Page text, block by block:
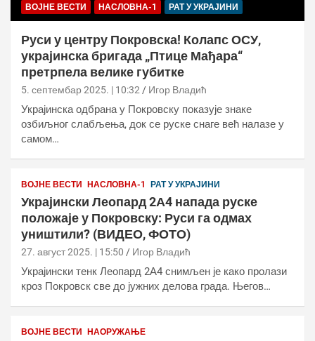
ВОЈНЕ ВЕСТИ НАСЛОВНА-1 РАТ У УКРАЈИНИ
Руси у центру Покровска! Колапс ОСУ,
украјинска бригада „Птице Мађара“
претрпела велике губитке
5. септембар 2025. | 10:32 Игор Владић
Украјинска одбрана у Покровску показује знаке
озбиљног слабљења, док се руске снаге већ налазе у
самом…
ВОЈНЕ ВЕСТИ НАСЛОВНА-1 РАТ У УКРАЈИНИ
Украјински Леопард 2А4 напада руске
положаје у Покровску: Руси га одмах
уништили? (ВИДЕО, ФОТО)
27. август 2025. | 15:50 Игор Владић
Украјински тенк Леопард 2А4 снимљен је како пролази
кроз Покровск све до јужних делова града. Његов…
ВОЈНЕ ВЕСТИ НАОРУЖАЊЕ